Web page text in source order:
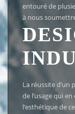
entouré de
à nous
La réussite
de l’usage qui
l’esthétique de